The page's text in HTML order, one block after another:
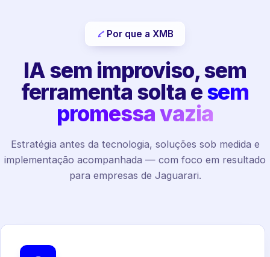
Por que a XMB
IA sem improviso, sem
ferramenta solta esem
promessa vazia
Estratégia antes da tecnologia, soluções sob medida e
implementação acompanhada — com foco em resultado
para empresas de Jaguarari.